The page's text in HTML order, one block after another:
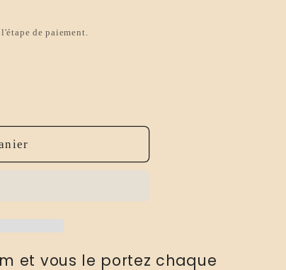
de paiement.
et vous le portez chaque